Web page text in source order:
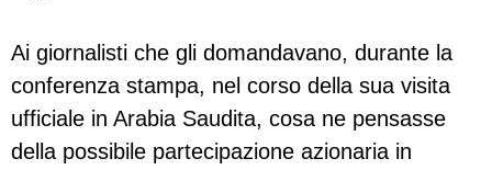
Ai giornalisti che gli domandavano, durante la
conferenza stampa, nel corso della sua visita
ufficiale in Arabia Saudita, cosa ne pensasse
della possibile partecipazione azionaria in